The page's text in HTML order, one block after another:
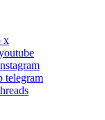
x
telegram